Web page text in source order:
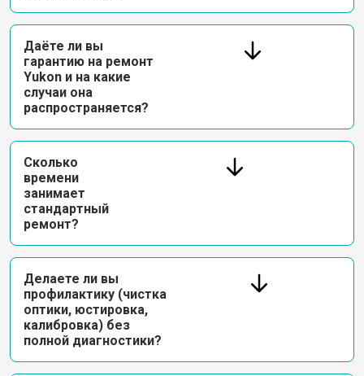
Даёте ли вы
гарантию на ремонт
Yukon и на какие
случаи она
распространяется?
Сколько
времени
занимает
стандартный
ремонт?
Делаете ли вы
профилактику (чистка
оптики, юстировка,
калибровка) без
полной диагностики?